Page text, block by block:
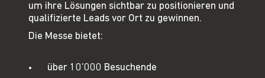
um ihre Lösungen sichtbar zu positionieren und
qualifizierte Leads vor Ort zu gewinnen.
Die Messe bietet:
über 10’000 Besuchende